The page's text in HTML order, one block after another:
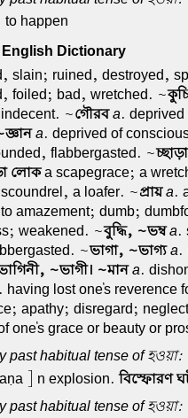
happen
Dictionary
slain; ruined, destroyed,
foiled; bad, wretched. ~
~গৌরব a. deprived
a. deprived of
flabbergasted. ~চ্ছাড়া
লোকa scapegrace; a
a loafer. ~প্রায় a.
amazement; dumb;
weakened. ~বুদ্ধি, ~ভম্ব a.
~ভাগা, ~ভাগ্য a.
~ভাগী। ~মান a.
having lost one's reverence
apathy; disregard;
one's grace or beauty or
past habitual tense of হওয়া:
] n explosion.বিস্ফোরণ
past habitual tense of হওয়া: